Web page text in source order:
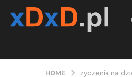
HOME życzenia na